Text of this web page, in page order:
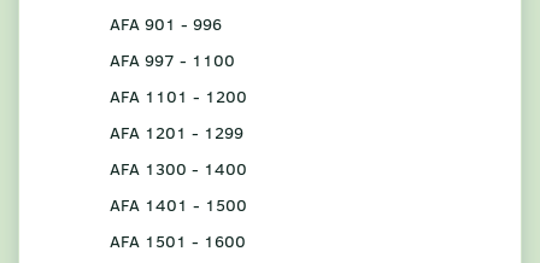
AFA 901 - 996
AFA 997 - 1100
AFA 1101 - 1200
AFA 1201 - 1299
AFA 1300 - 1400
AFA 1401 - 1500
AFA 1501 - 1600